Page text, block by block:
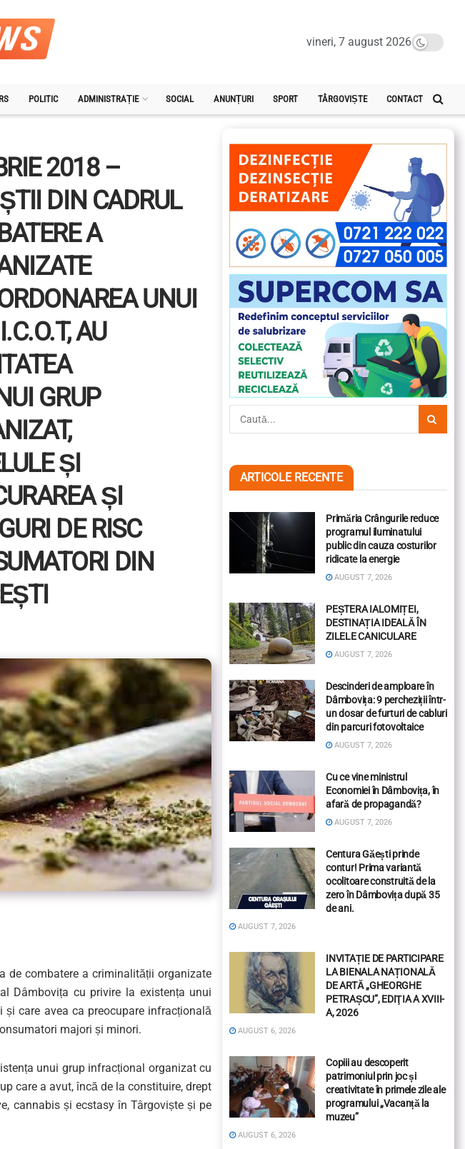
vineri, 7 august 2026
POLITIC ADMINISTRAȚIE SOCIAL ANUNȚURI SPORT TÂRGOVIȘTE CONTACT
2018 –
DIN CADRUL
A
UNUI
AU
GRUP
ȘI
ȘI
DE RISC
DIN
de combatere a criminalității organizate
Dâmbovița cu privire la existența unui
care avea ca preocupare infracțională
majori și minori.
unui grup infracțional organizat cu
care a avut, încă de la constituire, drept
cannabis și ecstasy în Târgoviște și pe
ARTICOLE RECENTE
Primăria Crângurile reduce
programul iluminatului
public din cauza costurilor
ridicate la energie
AUGUST 7, 2026
PEȘTERA IALOMIȚEI,
DESTINAȚIA IDEALĂ ÎN
ZILELE CANICULARE
AUGUST 7, 2026
Descinderi de amploare în
Dâmbovița: 9 percheziții într-
un dosar de furturi de cabluri
din parcuri fotovoltaice
AUGUST 7, 2026
Cu ce vine ministrul
Economiei în Dâmbovița, în
afară de propagandă?
AUGUST 7, 2026
Centura Găești prinde
contur! Prima variantă
ocolitoare construită de la
zero în Dâmbovița după 35
de ani.
AUGUST 7, 2026
INVITAȚIE DE PARTICIPARE
LA BIENALA NAȚIONALĂ
DE ARTĂ „GHEORGHE
PETRAȘCU”, EDIŢIA A XVIII-
A, 2026
AUGUST 6, 2026
Copiii au descoperit
patrimoniul prin joc și
creativitate în primele zile ale
programului „Vacanță la
muzeu”
AUGUST 6, 2026